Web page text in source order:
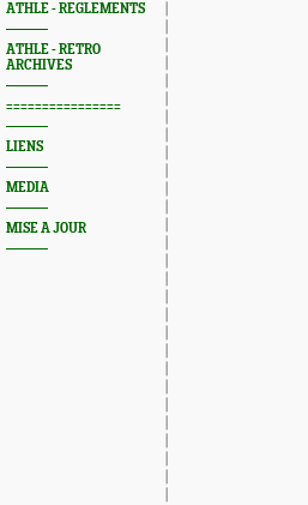
ATHLE - REGLEMENTS
ATHLE - RETRO
ARCHIVES
================
LIENS
MEDIA
MISE A JOUR